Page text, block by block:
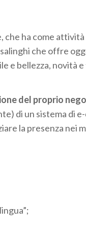
che ha come
che offre
e bellezza, novità
del proprio
di un sistema di
la presenza nei